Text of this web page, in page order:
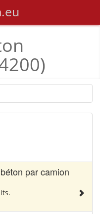
.eu
par camion